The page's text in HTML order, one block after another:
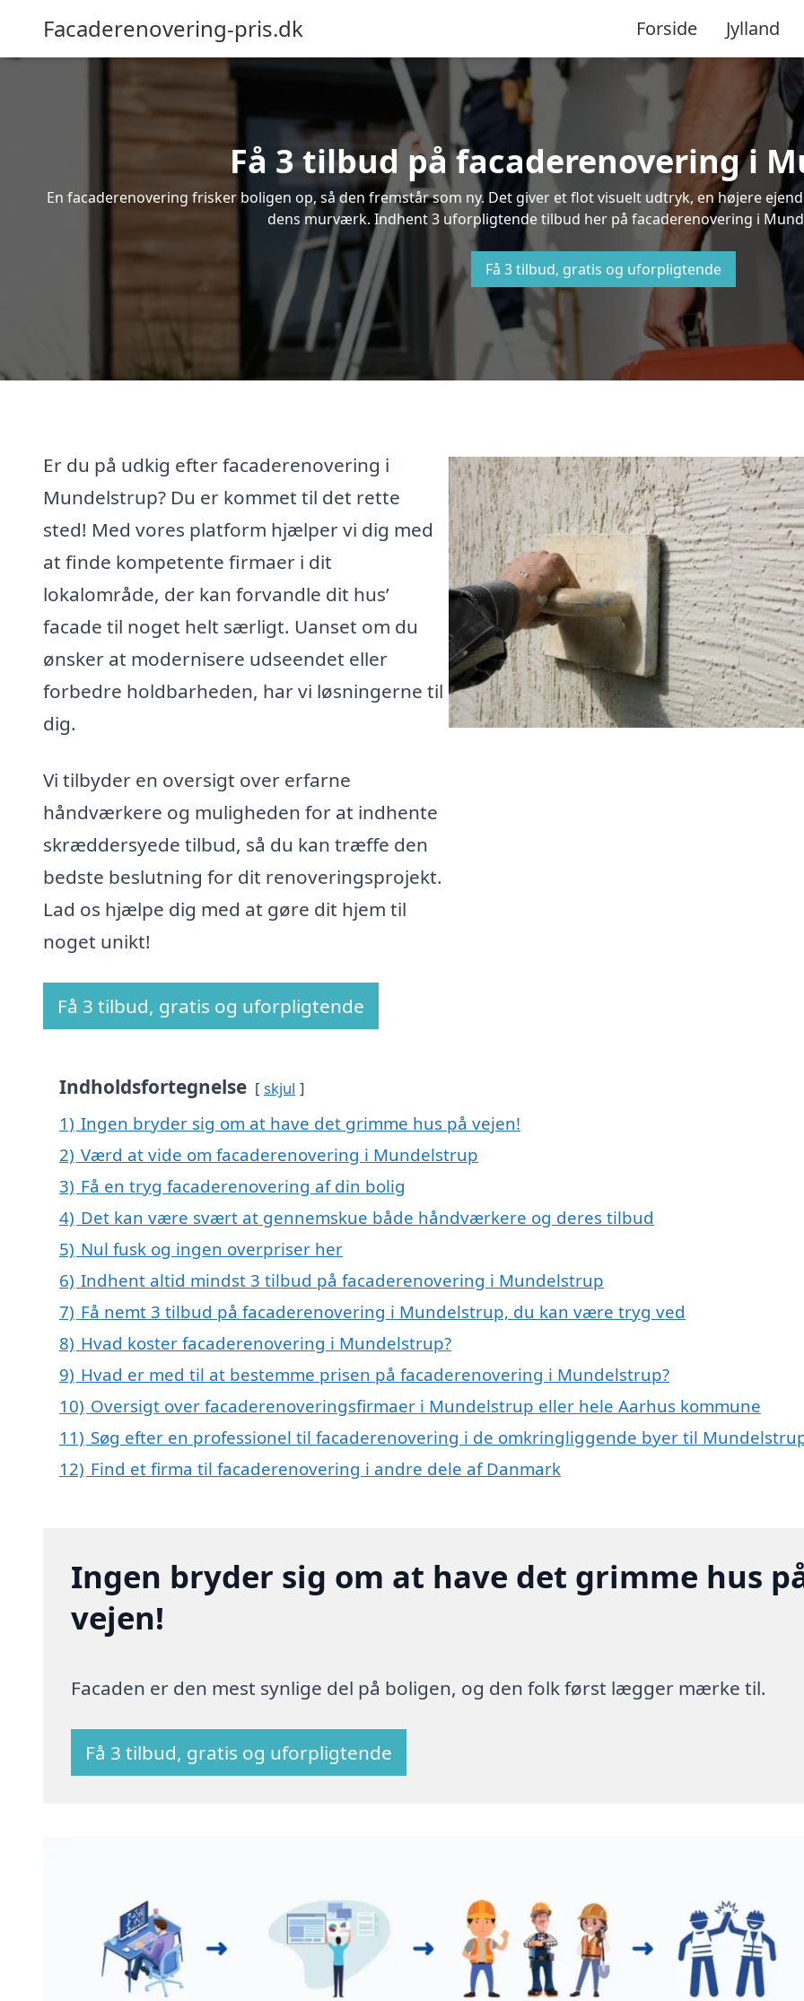
Facaderenovering-pris.dk Forside Jylland
Få 3 tilbud på facaderenovering i
En facaderenovering frisker boligen op, så den fremstår som ny. Det giver et flot visuelt udtryk, en højere
dens murværk. Indhent 3 uforpligtende tilbud her på facaderenovering i
Få 3 tilbud, gratis og uforpligtende
Er du på udkig efter facaderenovering i
Mundelstrup? Du er kommet til det rette
sted! Med vores platform hjælper vi dig med
at finde kompetente firmaer i dit
lokalområde, der kan forvandle dit hus’
facade til noget helt særligt. Uanset om du
ønsker at modernisere udseendet eller
forbedre holdbarheden, har vi løsningerne til
dig.
Vi tilbyder en oversigt over erfarne
håndværkere og muligheden for at indhente
skræddersyede tilbud, så du kan træffe den
bedste beslutning for dit renoveringsprojekt.
Lad os hjælpe dig med at gøre dit hjem til
noget unikt!
Få 3 tilbud, gratis og uforpligtende
Indholdsfortegnelse skjul
1) Ingen bryder sig om at have det grimme hus på vejen!
2) Værd at vide om facaderenovering i Mundelstrup
3) Få en tryg facaderenovering af din bolig
4) Det kan være svært at gennemskue både håndværkere og deres tilbud
5) Nul fusk og ingen overpriser her
6) Indhent altid mindst 3 tilbud på facaderenovering i Mundelstrup
7) Få nemt 3 tilbud på facaderenovering i Mundelstrup, du kan være tryg ved
8) Hvad koster facaderenovering i Mundelstrup?
9) Hvad er med til at bestemme prisen på facaderenovering i Mundelstrup?
10) Oversigt over facaderenoveringsfirmaer i Mundelstrup eller hele Aarhus kommune
11) Søg efter en professionel til facaderenovering i de omkringliggende byer til
12) Find et firma til facaderenovering i andre dele af Danmark
Ingen bryder sig om at have det grimme hus
vejen!
Facaden er den mest synlige del på boligen, og den folk først lægger mærke til.
Få 3 tilbud, gratis og uforpligtende